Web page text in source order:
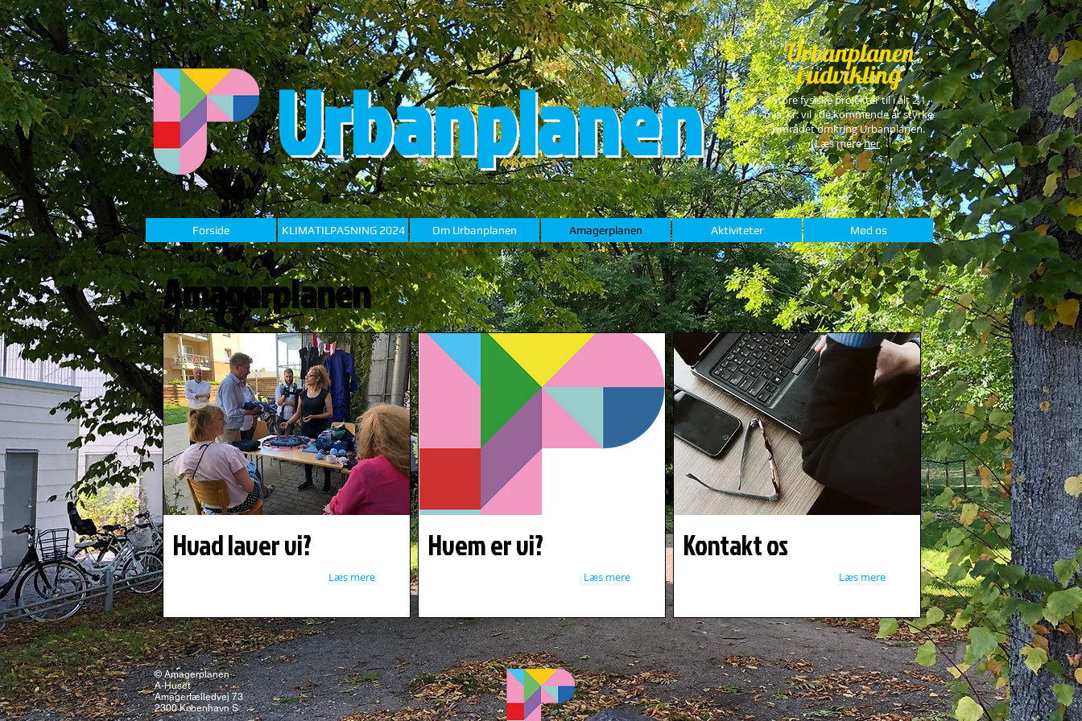
Urbanplanen
Urbanplanen
i udvikling
Store fysiske projekter til i alt 2,1
mia. kr. vil i de kommende år styrke
området omkring Urbanplanen.
Læs mereher.
Forside KLIMATILPASNING 2024 Om Urbanplanen Amagerplanen Aktiviteter Mød os
Amagerplanen
Hvad laver vi?
Læs mere
Hvem er vi?
Læs mere
Kontakt os
Læs mere
© Amagerplanen
A-Huset
Amagerfælledvej 73
2300 København S